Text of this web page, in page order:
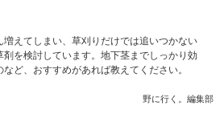
えてしまい、草刈りだけでは追いつかない
を検討しています。地下茎までしっかり効
ど、おすすめがあれば教えてください。
野に行く。編集部